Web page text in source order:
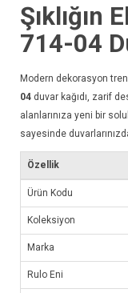
Şıklığın
714-04
Modern dekorasyon
04 duvar kağıdı , zarif
alanlarınıza yeni bir
sayesinde
Özellik
Ürün Kodu
Koleksiyon
Marka
Rulo Eni